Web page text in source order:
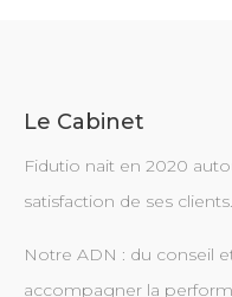
Le Cabinet
Fidutio nait en 2020
satisfaction de ses clients.
Notre ADN : du conseil
accompagner la